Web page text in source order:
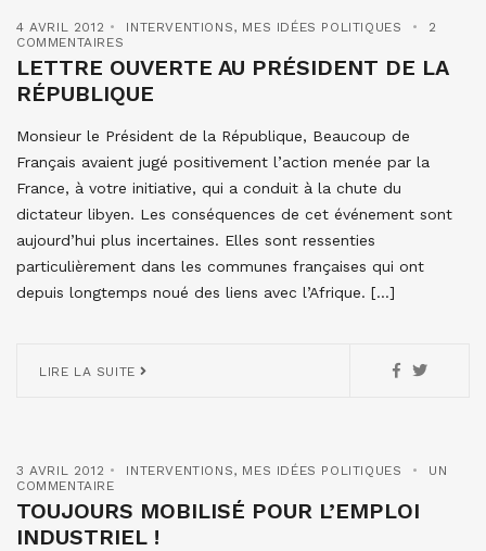
4 AVRIL 2012 INTERVENTIONS, MES IDÉES POLITIQUES
2
COMMENTAIRES
LETTRE OUVERTE AU PRÉSIDENT DE LA
RÉPUBLIQUE
Monsieur le Président de la République, Beaucoup de
Français avaient jugé positivement l’action menée par la
France, à votre initiative, qui a conduit à la chute du
dictateur libyen. Les conséquences de cet événement sont
aujourd’hui plus incertaines. Elles sont ressenties
particulièrement dans les communes françaises qui ont
depuis longtemps noué des liens avec l’Afrique. […]
LIRE LA SUITE
3 AVRIL 2012 INTERVENTIONS, MES IDÉES POLITIQUES
UN
COMMENTAIRE
TOUJOURS MOBILISÉ POUR L’EMPLOI
INDUSTRIEL !